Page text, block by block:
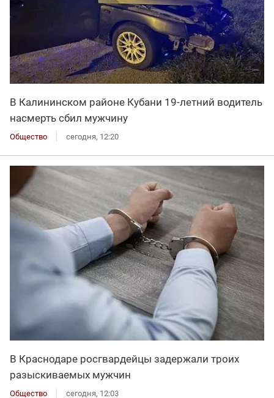
В Калининском районе Кубани 19-летний водитель
насмерть сбил мужчину
Общество сегодня, 12:20
В Краснодаре росгвардейцы задержали троих
разыскиваемых мужчин
Общество сегодня, 12:03